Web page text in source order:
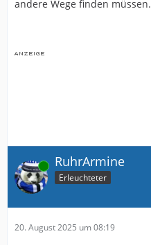
andere Wege finden müssen.
Online RuhrArmine
Erleuchteter
20. August 2025 um 08:19